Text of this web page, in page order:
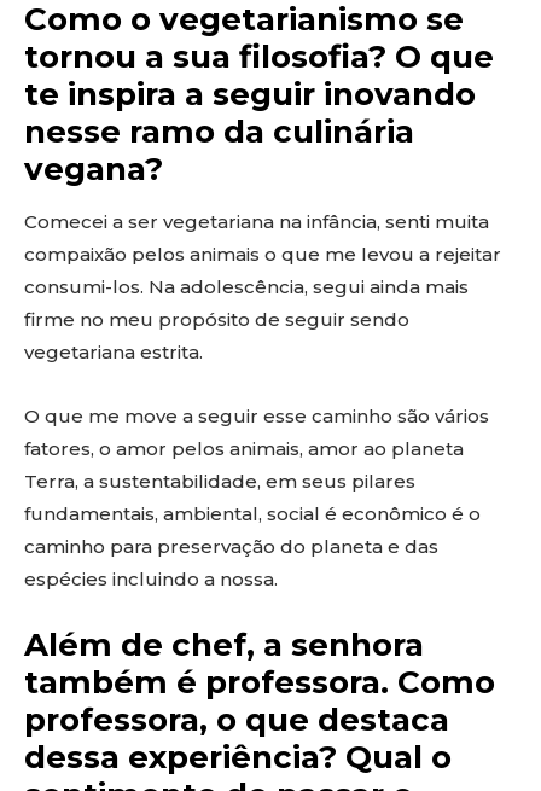
Como o vegetarianismo se
tornou a sua filosofia? O que
te inspira a seguir inovando
nesse ramo da culinária
vegana?
Comecei a ser vegetariana na infância, senti muita
compaixão pelos animais o que me levou a rejeitar
consumi-los. Na adolescência, segui ainda mais
firme no meu propósito de seguir sendo
vegetariana estrita.
O que me move a seguir esse caminho são vários
fatores, o amor pelos animais, amor ao planeta
Terra, a sustentabilidade, em seus pilares
fundamentais, ambiental, social é econômico é o
caminho para preservação do planeta e das
espécies incluindo a nossa.
Além de chef, a senhora
também é professora. Como
professora, o que destaca
dessa experiência? Qual o